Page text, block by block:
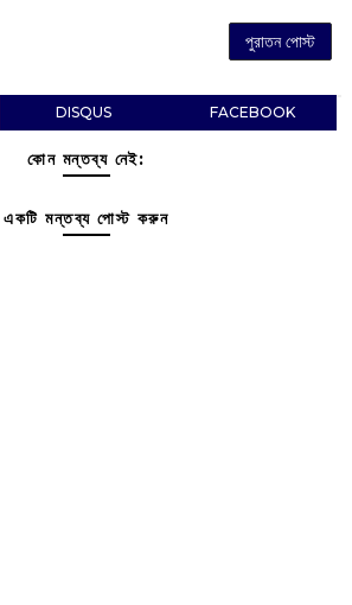
পুরাতন পোস্ট
DISQUS FACEBOOK
কোন মন্তব্য নেই:
একটি মন্তব্য পোস্ট করুন